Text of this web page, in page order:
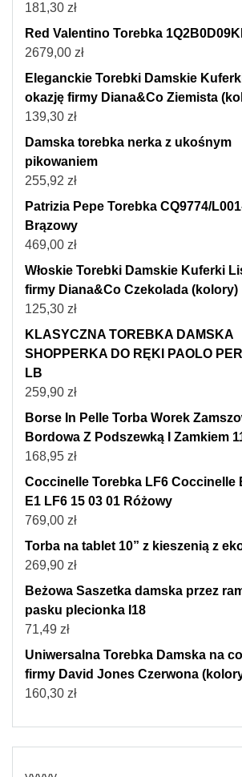
181,30 zł
Red Valentino Torebka
2679,00 zł
Eleganckie Torebki Damskie
okazję firmy Diana&Co Ziemista
139,30 zł
Damska torebka nerka z ukośnym
pikowaniem
255,92 zł
Patrizia Pepe Torebka CQ9774/
Brązowy
469,00 zł
Włoskie Torebki Damskie Kuferki
firmy Diana&Co Czekolada (kolory)
125,30 zł
KLASYCZNA TOREBKA DAMSKA
SHOPPERKA DO RĘKI PAOLO
LB
259,90 zł
Borse In Pelle Torba Worek
Bordowa Z Podszewką I Zamkiem
168,95 zł
Coccinelle Torebka LF6 Coccinelle
E1 LF6 15 03 01 Różowy
769,00 zł
Torba na tablet 10” z kieszenią z
269,90 zł
Beżowa Saszetka damska przez
pasku plecionka I18
71,49 zł
Uniwersalna Torebka Damska na
firmy David Jones Czerwona
160,30 zł